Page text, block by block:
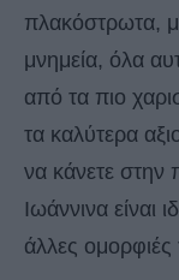
πλακόστρωτα,
μνημεία, όλα
από τα πιο
τα καλύτερα
να κάνετε στην
Ιωάννινα είναι
άλλες